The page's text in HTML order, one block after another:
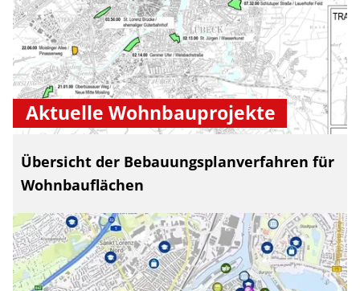
Aktuelle Wohnbauprojekte
Übersicht der Bebauungsplanverfahren für
Wohnbauflächen